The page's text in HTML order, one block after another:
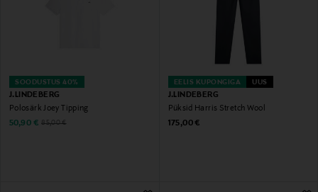
SOODUSTUS 40%
J.LINDEBERG
Polosärk Joey Tipping
Discounted Price
50,90 € Original Price
85,00 €
EELIS KUPONGIGA UUS
J.LINDEBERG
Püksid Harris Stretch Wool
Original Price
175,00 €